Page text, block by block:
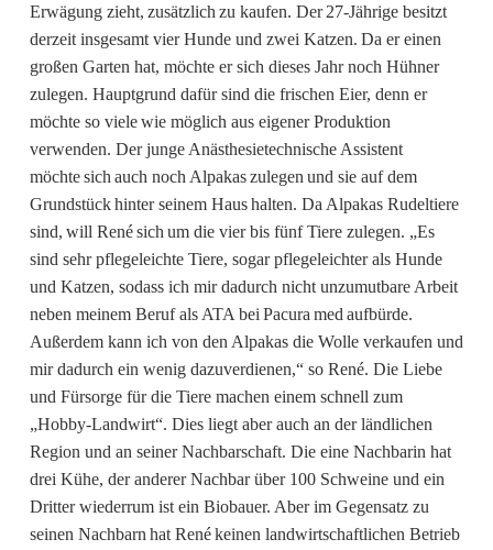
Erwägung zieht, zusätzlich zu kaufen. Der 27-Jährige besitzt
derzeit insgesamt vier Hunde und zwei Katzen. Da er einen
großen Garten hat, möchte er sich dieses Jahr noch Hühner
zulegen. Hauptgrund dafür sind die frischen Eier, denn er
möchte so viele wie möglich aus eigener Produktion
verwenden. Der junge Anästhesietechnische Assistent
möchte sich auch noch Alpakas zulegen und sie auf dem
Grundstück hinter seinem Haus halten. Da Alpakas Rudeltiere
sind, will René sich um die vier bis fünf Tiere zulegen. „Es
sind sehr pflegeleichte Tiere, sogar pflegeleichter als Hunde
und Katzen, sodass ich mir dadurch nicht unzumutbare Arbeit
neben meinem Beruf als ATA bei Pacura med aufbürde.
Außerdem kann ich von den Alpakas die Wolle verkaufen und
mir dadurch ein wenig dazuverdienen,“ so René. Die Liebe
und Fürsorge für die Tiere machen einem schnell zum
„Hobby-Landwirt“. Dies liegt aber auch an der ländlichen
Region und an seiner Nachbarschaft. Die eine Nachbarin hat
drei Kühe, der anderer Nachbar über 100 Schweine und ein
Dritter wiederrum ist ein Biobauer. Aber im Gegensatz zu
seinen Nachbarn hat René keinen landwirtschaftlichen Betrieb